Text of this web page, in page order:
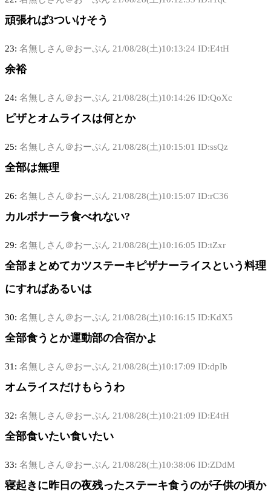
頑張れば3ついけそう
23: 名無しさん＠おーぷん 21/08/28(土)10:13:24 ID:E4tH
余裕
24: 名無しさん＠おーぷん 21/08/28(土)10:14:26 ID:QoXc
ピザとオムライスは何とか
25: 名無しさん＠おーぷん 21/08/28(土)10:15:01 ID:ssQz
全部は無理
26: 名無しさん＠おーぷん 21/08/28(土)10:15:07 ID:rC36
カルボナーラ食べれない?
29: 名無しさん＠おーぷん 21/08/28(土)10:16:05 ID:tZxr
全部まとめてカツステーキピザナーライスという料理
にすればあるいは
30: 名無しさん＠おーぷん 21/08/28(土)10:16:15 ID:KdX5
全部食うとか運動部の合宿かよ
31: 名無しさん＠おーぷん 21/08/28(土)10:17:09 ID:dpIb
オムライスだけもらうわ
32: 名無しさん＠おーぷん 21/08/28(土)10:21:09 ID:E4tH
全部食いたい食いたい
33: 名無しさん＠おーぷん 21/08/28(土)10:38:06 ID:ZDdM
寝起きに昨日の夜残ったステーキ食うのが子供の頃か